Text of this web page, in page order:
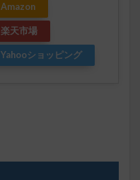
Amazon
楽天市場
Yahooショッピング